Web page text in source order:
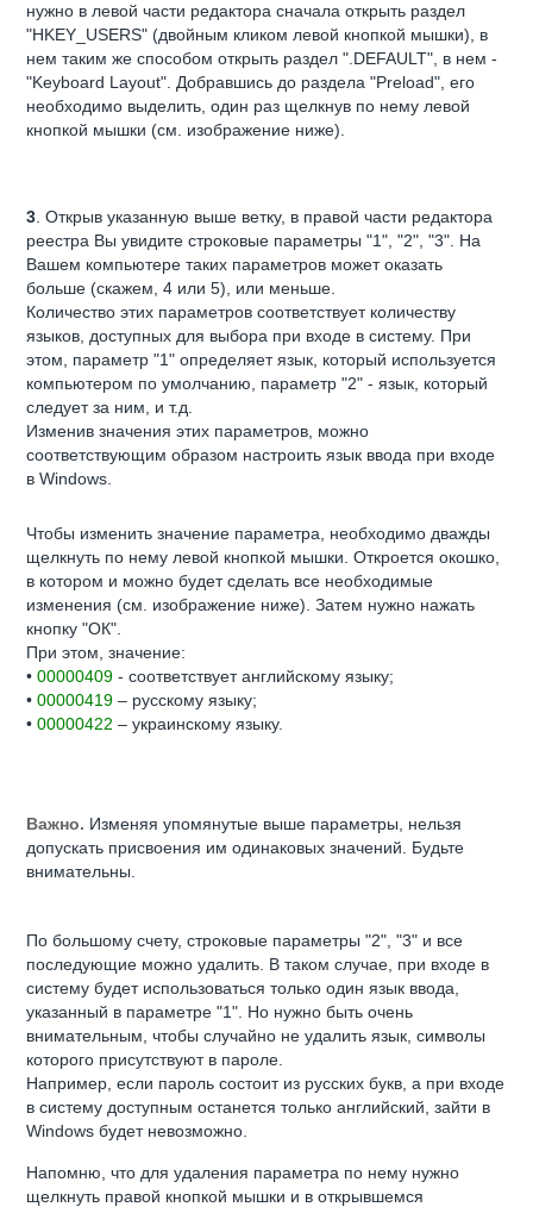
нужно в левой части редактора сначала открыть раздел
"HKEY_USERS" (двойным кликом левой кнопкой мышки), в
нем таким же способом открыть раздел ".DEFAULT", в нем -
"Keyboard Layout". Добравшись до раздела "Preload", его
необходимо выделить, один раз щелкнув по нему левой
кнопкой мышки (см. изображение ниже).
3 . Открыв указанную выше ветку, в правой части редактора
реестра Вы увидите строковые параметры "1", "2", "3". На
Вашем компьютере таких параметров может оказать
больше (скажем, 4 или 5), или меньше.
Количество этих параметров соответствует количеству
языков, доступных для выбора при входе в систему. При
этом, параметр "1" определяет язык, который используется
компьютером по умолчанию, параметр "2" - язык, который
следует за ним, и т.д.
Изменив значения этих параметров, можно
соответствующим образом настроить язык ввода при входе
в Windows.
Чтобы изменить значение параметра, необходимо дважды
щелкнуть по нему левой кнопкой мышки. Откроется окошко,
в котором и можно будет сделать все необходимые
изменения (см. изображение ниже). Затем нужно нажать
кнопку "ОК".
При этом, значение:
•00000409 - соответствует английскому языку;
•00000419 – русскому языку;
•00000422 – украинскому языку.
Важно. Изменяя упомянутые выше параметры, нельзя
допускать присвоения им одинаковых значений. Будьте
внимательны.
По большому счету, строковые параметры "2", "3" и все
последующие можно удалить. В таком случае, при входе в
систему будет использоваться только один язык ввода,
указанный в параметре "1". Но нужно быть очень
внимательным, чтобы случайно не удалить язык, символы
которого присутствуют в пароле.
Например, если пароль состоит из русских букв, а при входе
в систему доступным останется только английский, зайти в
Windows будет невозможно.
Напомню, что для удаления параметра по нему нужно
щелкнуть правой кнопкой мышки и в открывшемся